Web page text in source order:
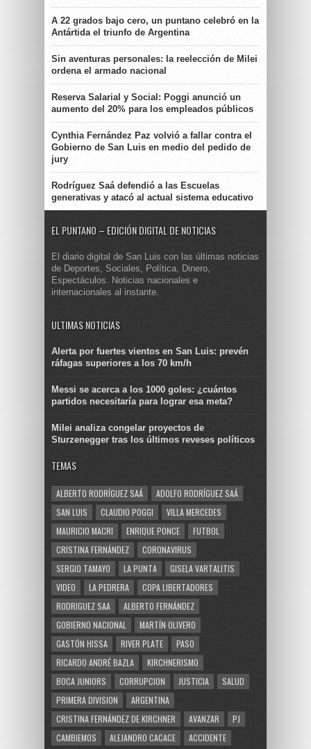
A 22 grados bajo cero, un puntano celebró en la
Antártida el triunfo de Argentina
Sin aventuras personales: la reelección de Milei
ordena el armado nacional
Reserva Salarial y Social: Poggi anunció un
aumento del 20% para los empleados públicos
Cynthia Fernández Paz volvió a fallar contra el
Gobierno de San Luis en medio del pedido de
jury
Rodríguez Saá defendió a las Escuelas
generativas y atacó al actual sistema educativo
EL PUNTANO – EDICIÓN DIGITAL DE NOTICIAS
El diario digital de San Luis con las últimas noticias
de Deportes, Sociales, Política, Dinero,
Espectáculos. Noticias nacionales e
internacionales al instante.
ULTIMAS NOTICIAS
Alerta por fuertes vientos en San Luis: prevén
ráfagas superiores a los 70 km/h
Messi se acerca a los 1000 goles: ¿cuántos
partidos necesitaría para lograr esa meta?
Milei analiza congelar proyectos de
Sturzenegger tras los últimos reveses políticos
TEMAS
ALBERTO RODRÍGUEZ SAÁ
ADOLFO RODRÍGUEZ SAÁ
SAN LUIS
CLAUDIO POGGI
VILLA MERCEDES
MAURICIO MACRI
ENRIQUE PONCE
FUTBOL
CRISTINA FERNÁNDEZ
CORONAVIRUS
SERGIO TAMAYO
LA PUNTA
GISELA VARTALITIS
VIDEO
LA PEDRERA
COPA LIBERTADORES
RODRIGUEZ SAA
ALBERTO FERNÁNDEZ
GOBIERNO NACIONAL
MARTÍN OLIVERO
GASTÓN HISSA
RIVER PLATE
PASO
RICARDO ANDRÉ BAZLA
KIRCHNERISMO
BOCA JUNIORS
CORRUPCION JUSTICIA
SALUD
PRIMERA DIVISION
ARGENTINA
CRISTINA FERNÁNDEZ DE KIRCHNER
AVANZAR
PJ
CAMBIEMOS
ALEJANDRO CACACE ACCIDENTE